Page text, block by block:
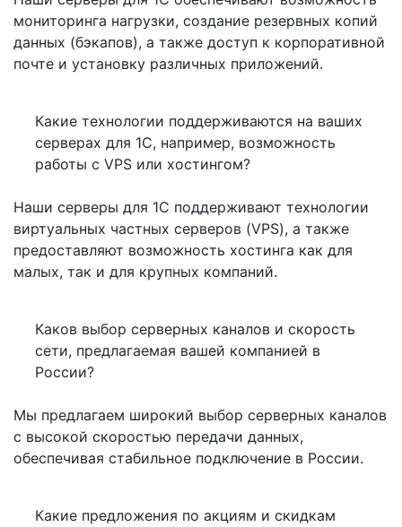
мониторинга нагрузки, создание резервных копий
данных (бэкапов), а также доступ к корпоративной
почте и установку различных приложений.
Какие технологии поддерживаются на ваших
серверах для 1С, например, возможность
работы с VPS или хостингом?
Наши серверы для 1С поддерживают технологии
виртуальных частных серверов (VPS), а также
предоставляют возможность хостинга как для
малых, так и для крупных компаний.
Каков выбор серверных каналов и скорость
сети, предлагаемая вашей компанией в
России?
Мы предлагаем широкий выбор серверных каналов
с высокой скоростью передачи данных,
обеспечивая стабильное подключение в России.
Какие предложения по акциям и скидкам